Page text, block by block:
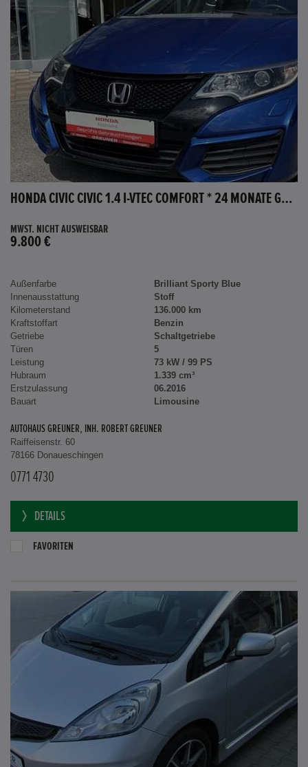
HONDA CIVIC CIVIC 1.4 I-VTEC COMFORT * 24 MONATE GARANTIE *
MWST. NICHT AUSWEISBAR
9.800 €
Außenfarbe
Brilliant Sporty Blue
Innenausstattung
Stoff
Kilometerstand
136.000 km
Kraftstoffart
Benzin
Getriebe
Schaltgetriebe
Türen
5
Leistung
73 kW / 99 PS
Hubraum
1.339 cm³
Erstzulassung
06.2016
Bauart
Limousine
AUTOHAUS GREUNER, INH. ROBERT GREUNER
Raiffeisenstr. 60
78166 Donaueschingen
0771 4730
DETAILS
FAVORITEN